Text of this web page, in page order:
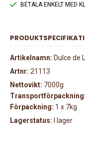
BETALA ENKELT MED
Artikelnamn: Dulce de
Artnr: 21113
Nettovikt: 7000g
Transportförpackning:
Förpackning: 1 x 7kg
Lagerstatus: I lager